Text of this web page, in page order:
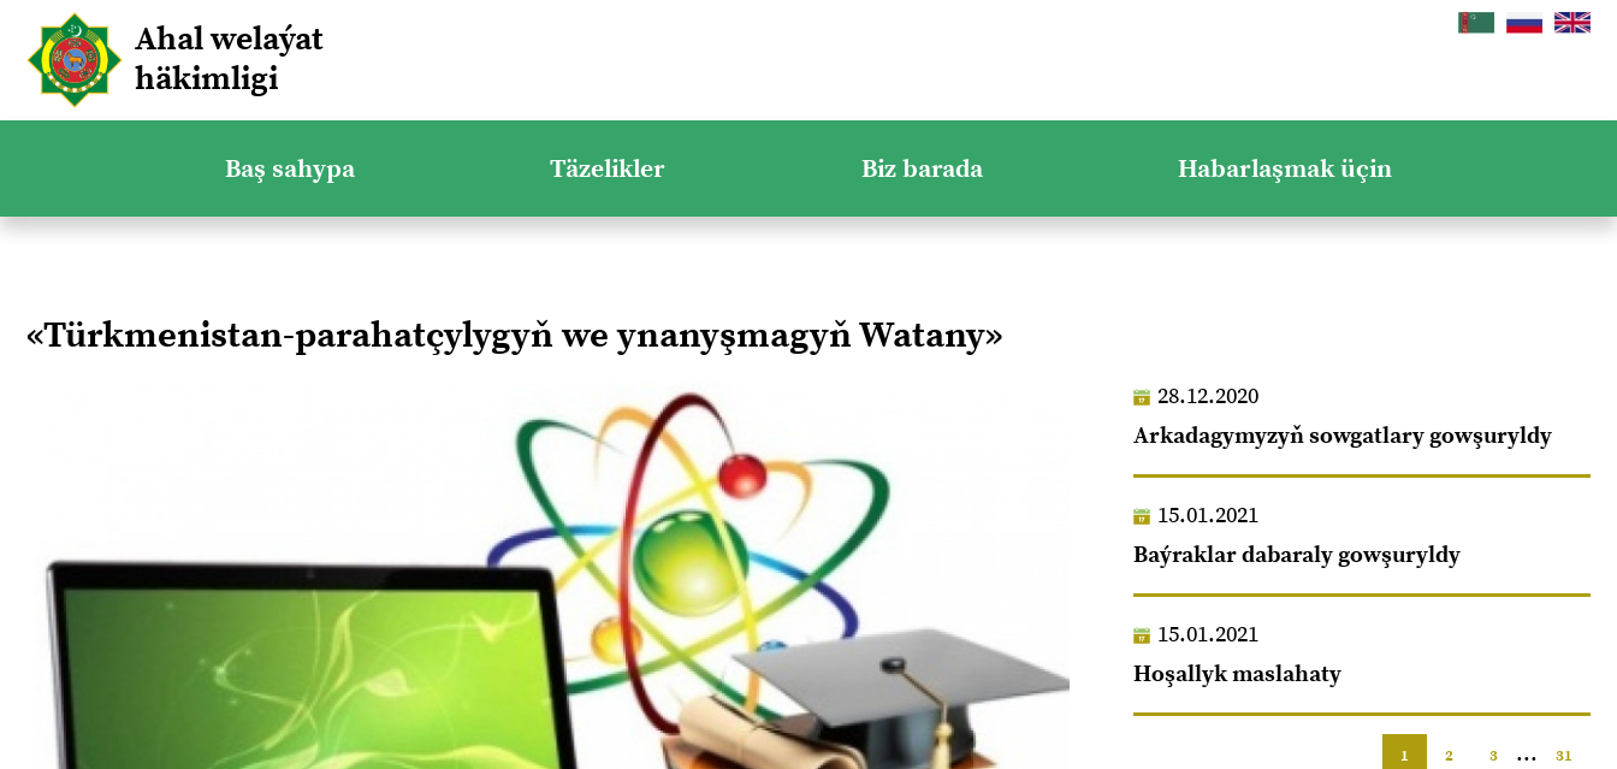
Ahal welaýat
häkimligi
Baş sahypa Täzelikler Biz barada Habarlaşmak üçin
«Türkmenistan-parahatçylygyň we ynanyşmagyň Watany»
28.12.2020
Arkadagymyzyň sowgatlary gowşuryldy
15.01.2021
Baýraklar dabaraly gowşuryldy
15.01.2021
Hoşallyk maslahaty
1 2 3 ... 31